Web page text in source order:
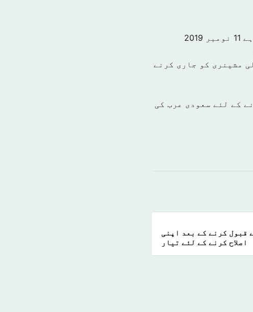
11 نومبر 2019
مشینری کو جاری کرنے
کو کامیاب بنانے کے لئے سعودی عرب کی
قبول کرنے کے بعد اپنی
اصلاح کرنے کے لئے تیار